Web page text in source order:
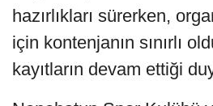
hazırlıkları sürerken,
için kontenjanın sınırlı
kayıtların devam ettiği